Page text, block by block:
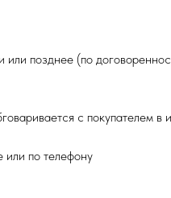
позднее (по
с покупателем в
или по телефону